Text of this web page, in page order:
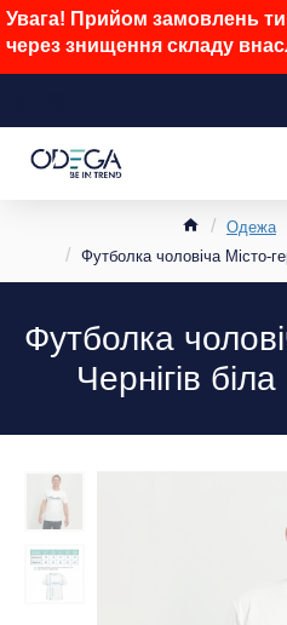
Увага! Прийом замовлень
через знищення складу
Одежа
Футболка чоловіча Місто-
Футболка
Чернігів